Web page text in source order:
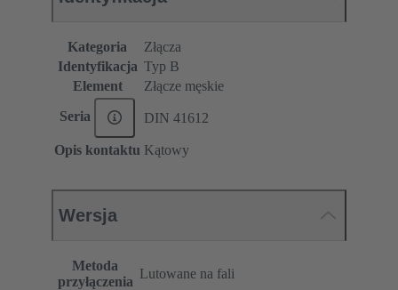
Kategoria
Złącza
Identyfikacja Typ B
Element
Złącze męskie
Seria DIN 41612
Opis kontaktu Kątowy
Wersja
Metoda
przyłączenia
Lutowane na fali